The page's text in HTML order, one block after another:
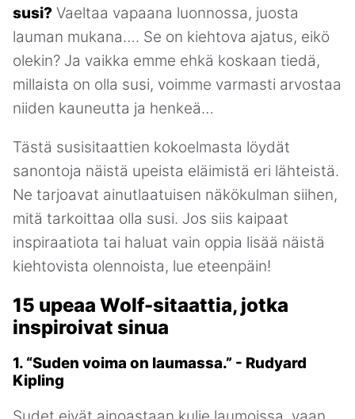
susi? Vaeltaa vapaana luonnossa, juosta
lauman mukana…. Se on kiehtova ajatus, eikö
olekin? Ja vaikka emme ehkä koskaan tiedä,
millaista on olla susi, voimme varmasti arvostaa
niiden kauneutta ja henkeä…
Tästä susisitaattien kokoelmasta löydät
sanontoja näistä upeista eläimistä eri lähteistä.
Ne tarjoavat ainutlaatuisen näkökulman siihen,
mitä tarkoittaa olla susi. Jos siis kaipaat
inspiraatiota tai haluat vain oppia lisää näistä
kiehtovista olennoista, lue eteenpäin!
15 upeaa Wolf-sitaattia, jotka
inspiroivat sinua
1. “Suden voima on laumassa.” - Rudyard
Kipling